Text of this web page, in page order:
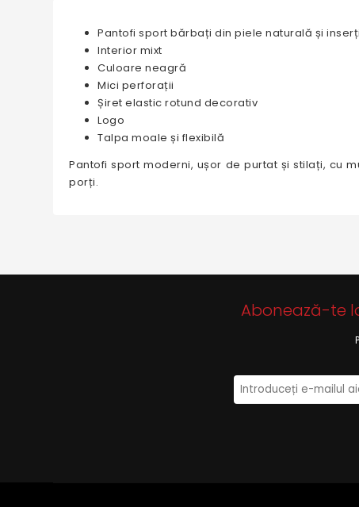
Pantofi sport bărbați din piele naturală și
Interior mixt
Culoare neagră
Mici perforații
Șiret elastic rotund decorativ
Logo
Talpa moale și flexibilă
Pantofi sport moderni, ușor de purtat și stilați, cu
porți.
Abonează-te